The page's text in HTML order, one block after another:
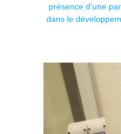
présence d'une
dans le